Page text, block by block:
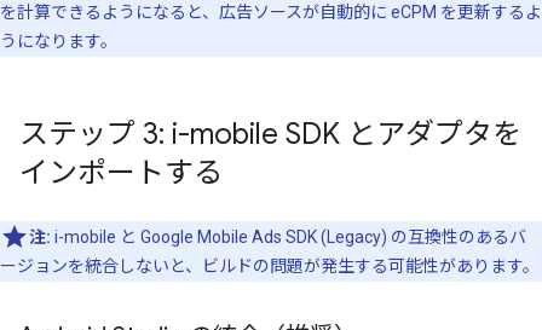
を計算できるようになると、広告ソースが自動的に eCPM を更新するよ
うになります。
ステップ 3: i-mobile SDK とアダプタを
インポートする
注: i-mobile と Google Mobile Ads SDK (Legacy) の互換性のあるバ
ージョンを統合しないと、ビルドの問題が発生する可能性があります。